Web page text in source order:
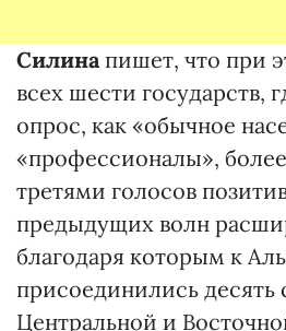
Силина пишет, что при
всех шести государств,
опрос, как «обычное
«профессионалы»,
третями голосов
предыдущих волн
благодаря которым к
присоединились десять
Центральной и